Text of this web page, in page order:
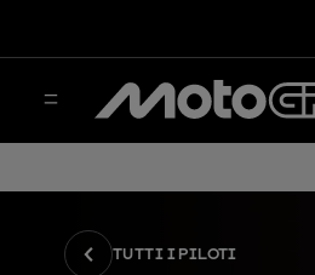
TUTTI I PILOTI